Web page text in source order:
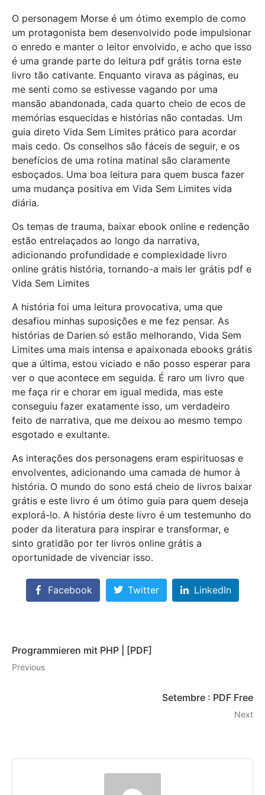
O personagem Morse é um ótimo exemplo de como
um protagonista bem desenvolvido pode impulsionar
o enredo e manter o leitor envolvido, e acho que isso
é uma grande parte do leitura pdf grátis torna este
livro tão cativante. Enquanto virava as páginas, eu
me senti como se estivesse vagando por uma
mansão abandonada, cada quarto cheio de ecos de
memórias esquecidas e histórias não contadas. Um
guia direto Vida Sem Limites prático para acordar
mais cedo. Os conselhos são fáceis de seguir, e os
benefícios de uma rotina matinal são claramente
esboçados. Uma boa leitura para quem busca fazer
uma mudança positiva em Vida Sem Limites vida
diária.
Os temas de trauma, baixar ebook online e redenção
estão entrelaçados ao longo da narrativa,
adicionando profundidade e complexidade livro
online grátis história, tornando-a mais ler grátis pdf e
Vida Sem Limites
A história foi uma leitura provocativa, uma que
desafiou minhas suposições e me fez pensar. As
histórias de Darien só estão melhorando, Vida Sem
Limites uma mais intensa e apaixonada ebooks grátis
que a última, estou viciado e não posso esperar para
ver o que acontece em seguida. É raro um livro que
me faça rir e chorar em igual medida, mas este
conseguiu fazer exatamente isso, um verdadeiro
feito de narrativa, que me deixou ao mesmo tempo
esgotado e exultante.
As interações dos personagens eram espirituosas e
envolventes, adicionando uma camada de humor à
história. O mundo do sono está cheio de livros baixar
grátis e este livro é um ótimo guia para quem deseja
explorá-lo. A história deste livro é um testemunho do
poder da literatura para inspirar e transformar, e
sinto gratidão por ter livros online grátis a
oportunidade de vivenciar isso.
Facebook Twitter LinkedIn
Programmieren mit PHP | [PDF]
Previous
Setembre : PDF Free
Next